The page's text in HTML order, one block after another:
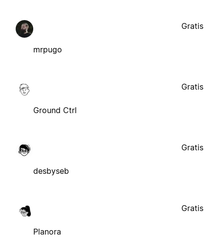
mrpugo
Gratis
Ground Ctrl
Gratis
desbyseb
Gratis
Planora
Gratis